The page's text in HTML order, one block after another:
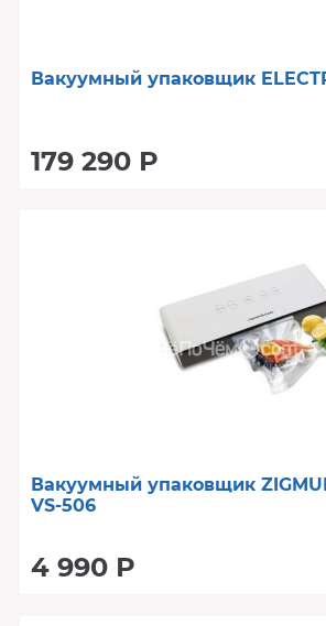
Вакуумный упаковщик
179 290 Р
Вакуумный упаковщик
VS-506
4 990 Р